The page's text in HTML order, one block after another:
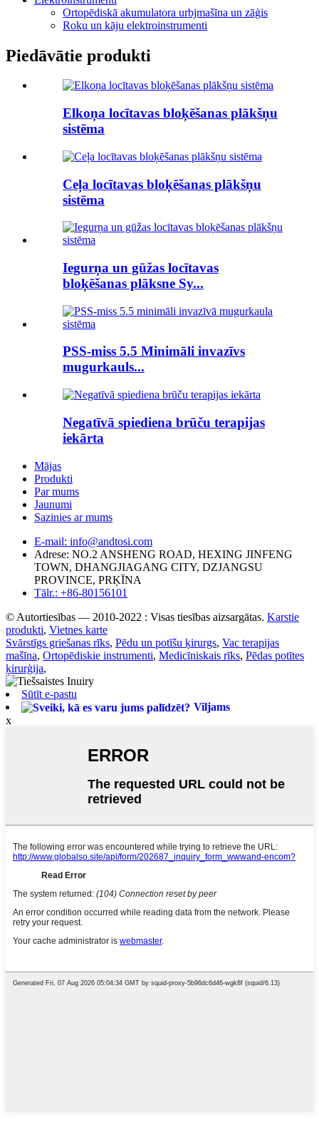
Ortopēdiskā akumulatora urbjmašīna un zāģis
Roku un kāju elektroinstrumenti
Piedāvātie produkti
Elkoņa locītavas bloķēšanas plākšņu
sistēma
Ceļa locītavas bloķēšanas plākšņu
sistēma
Iegurņa un gūžas locītavas
bloķēšanas plāksne Sy...
PSS-miss 5.5 Minimāli invazīvs
mugurkauls...
Negatīvā spiediena brūču terapijas
iekārta
Mājas
Produkti
Par mums
Jaunumi
Sazinies ar mums
E-mail: info@andtosi.com
Adrese: NO.2 ANSHENG ROAD, HEXING JINFENG
TOWN, DHANGJIAGANG CITY, DZJANGSU
PROVINCE, PRĶĪNA
Tālr.: +86-80156101
© Autortiesības — 2010-2022 : Visas tiesības aizsargātas. Karstie
produkti, Vietnes karte
Svārstīgs griešanas rīks, Pēdu un potīšu ķirurgs, Vac terapijas
mašīna, Ortopēdiskie instrumenti, Medicīniskais rīks, Pēdas potītes
ķirurģija,
Sūtīt e-pastu
Viljams
x